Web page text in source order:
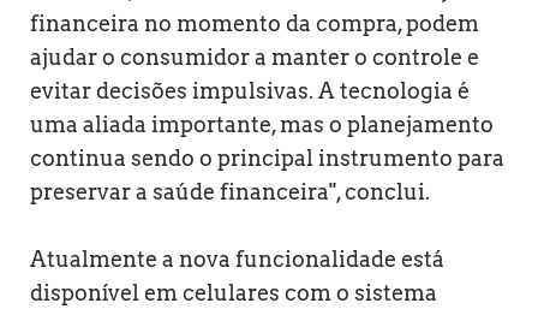
financeira no momento da compra, podem
ajudar o consumidor a manter o controle e
evitar decisões impulsivas. A tecnologia é
uma aliada importante, mas o planejamento
continua sendo o principal instrumento para
preservar a saúde financeira", conclui.
Atualmente a nova funcionalidade está
disponível em celulares com o sistema